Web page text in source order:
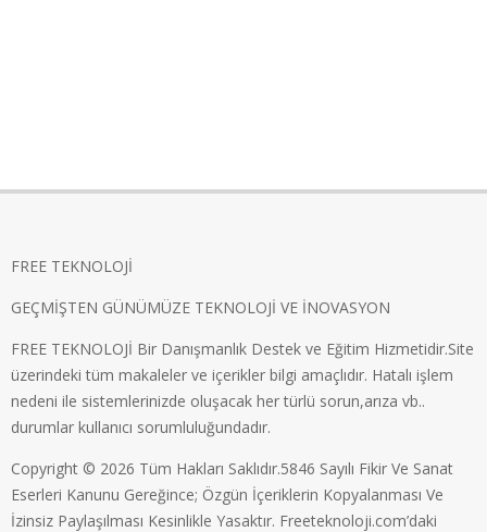
FREE TEKNOLOJİ
GEÇMİŞTEN GÜNÜMÜZE TEKNOLOJİ VE İNOVASYON
FREE TEKNOLOJİ Bir Danışmanlık Destek ve Eğitim Hizmetidir.Site
üzerindeki tüm makaleler ve içerikler bilgi amaçlıdır. Hatalı işlem
nedeni ile sistemlerinizde oluşacak her türlü sorun,arıza vb..
durumlar kullanıcı sorumluluğundadır.
Copyright © 2026 Tüm Hakları Saklıdır.5846 Sayılı Fikir Ve Sanat
Eserleri Kanunu Gereğince; Özgün İçeriklerin Kopyalanması Ve
İzinsiz Paylaşılması Kesinlikle Yasaktır. Freeteknoloji.com’daki